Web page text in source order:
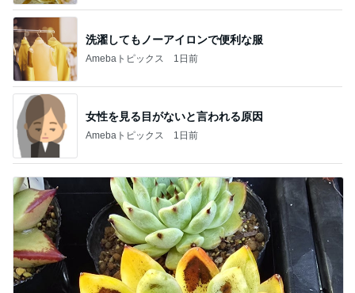
洗濯してもノーアイロンで便利な服
Amebaトピックス 1日前
女性を見る目がないと言われる原因
Amebaトピックス 1日前